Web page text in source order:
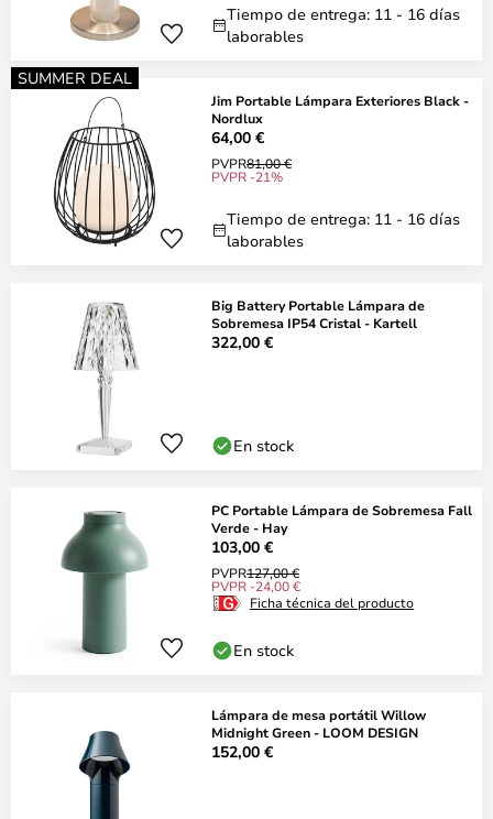
Tiempo de entrega: 11 - 16 días
laborables
SUMMER DEAL
Jim Portable Lámpara Exteriores Black -
Nordlux
64,00 €
PVPR81,00 €
PVPR -21%
Tiempo de entrega: 11 - 16 días
laborables
Big Battery Portable Lámpara de
Sobremesa IP54 Cristal - Kartell
322,00 €
En stock
PC Portable Lámpara de Sobremesa Fall
Verde - Hay
103,00 €
PVPR127,00 €
PVPR -24,00 €
Ficha técnica del producto
En stock
Lámpara de mesa portátil Willow
Midnight Green - LOOM DESIGN
152,00 €